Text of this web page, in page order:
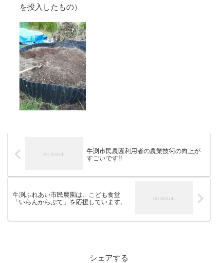
を投入したもの）
牛渕市民農園利用者の農業技術の向上が
すごいです!!
牛渕ふれあい市民農園は、こども食堂
「いらんからぷて」を応援しています。
シェアする